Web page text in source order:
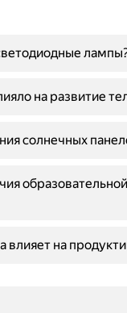
на развитие
солнечных
влияет на